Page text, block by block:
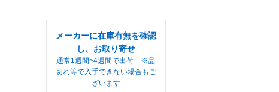
メーカーに在庫有無を確認
し、お取り寄せ
通常1週間~4週間で出荷 ※品
切れ等で入手できない場合もご
ざいます